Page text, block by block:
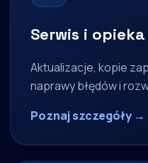
Serwis i opieka
Aktualizacje, kopie
naprawy błędów i
Poznaj szczegóły →